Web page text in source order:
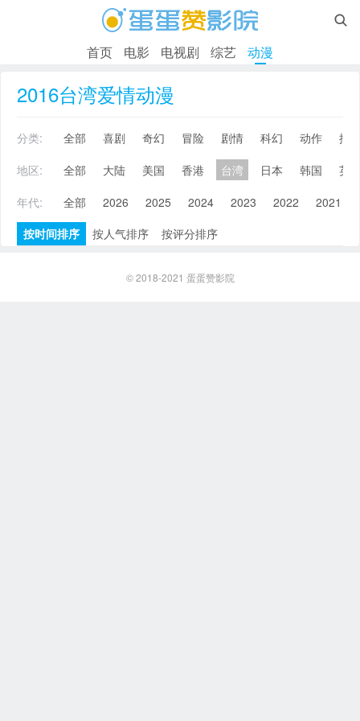

首页 电影 电视剧 综艺 动漫
2016台湾爱情动漫
分类: 全部 喜剧 奇幻 冒险 剧情 科幻 动作
搞
地区:
全部 大陆 美国 香港 台湾 日本 韩国
英
年代:
全部 2026 2025 2024 2023 2022 2021
按时间排序
按人气排序 按评分排序
© 2018-2021 蛋蛋赞影院